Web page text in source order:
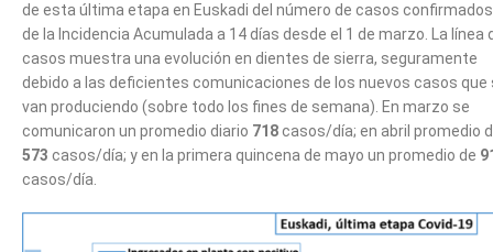
de esta última etapa en Euskadi del número de casos
de la Incidencia Acumulada a 14 días desde el 1 de marzo. La línea
casos muestra una evolución en dientes de sierra, seguramente
debido a las deficientes comunicaciones de los nuevos casos que
van produciendo (sobre todo los fines de semana). En marzo se
comunicaron un promedio diario 718 casos/día; en abril promedio
573 casos/día; y en la primera quincena de mayo un promedio de
casos/día.